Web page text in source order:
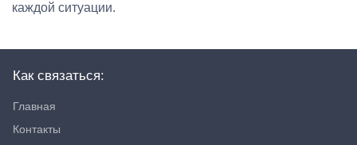
каждой ситуации.
Как связаться:
Главная
Контакты